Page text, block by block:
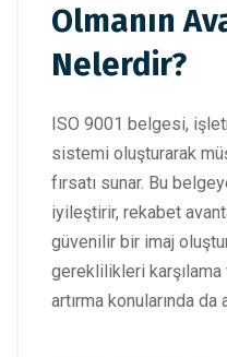
Olmanın
Nelerdir?
ISO 9001 belgesi,
sistemi oluşturarak
fırsatı sunar. Bu
iyileştirir, rekabet
güvenilir bir imaj
gereklilikleri
artırma konularında da